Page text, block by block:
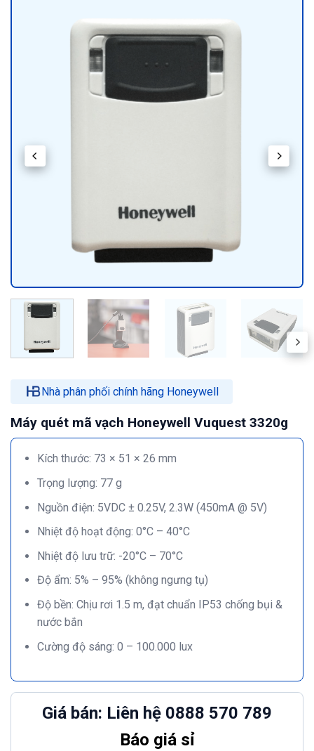
Nhà phân phối chính hãng Honeywell
Máy quét mã vạch Honeywell Vuquest 3320g
Kích thước: 73 × 51 × 26 mm
Trọng lượng: 77 g
Nguồn điện: 5VDC ± 0.25V, 2.3W (450mA @ 5V)
Nhiệt độ hoạt động: 0°C – 40°C
Nhiệt độ lưu trữ: -20°C – 70°C
Độ ẩm: 5% – 95% (không ngưng tụ)
Độ bền: Chịu rơi 1.5 m, đạt chuẩn IP53 chống bụi &
nước bắn
Cường độ sáng: 0 – 100.000 lux
Giá bán: Liên hệ 0888 570 789
Báo giá sỉ